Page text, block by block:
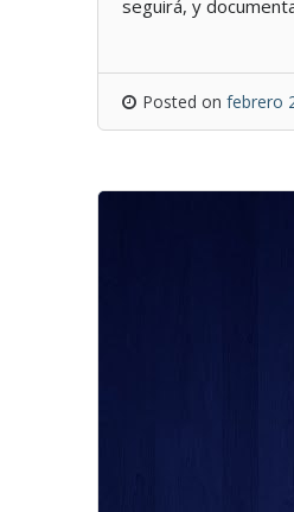
seguirá, y
Posted on febrero